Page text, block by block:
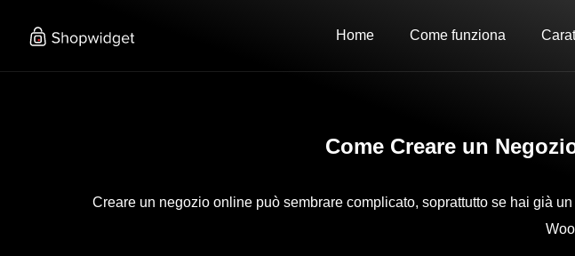
Home Come funziona
Come Creare un
Creare un negozio online può sembrare complicato, soprattutto se hai già